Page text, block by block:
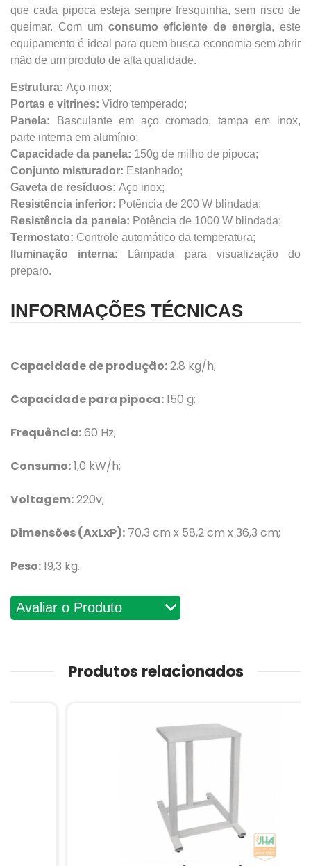
que cada pipoca esteja sempre fresquinha, sem risco de
queimar. Com um consumo eficiente de energia, este
equipamento é ideal para quem busca economia sem abrir
mão de um produto de alta qualidade.
Estrutura: Aço inox;
Portas e vitrines: Vidro temperado;
Panela: Basculante em aço cromado, tampa em inox,
parte interna em alumínio;
Capacidade da panela: 150g de milho de pipoca;
Conjunto misturador: Estanhado;
Gaveta de resíduos: Aço inox;
Resistência inferior: Potência de 200 W blindada;
Resistência da panela: Potência de 1000 W blindada;
Termostato: Controle automático da temperatura;
Iluminação interna: Lâmpada para visualização do
preparo.
INFORMAÇÕES TÉCNICAS
Capacidade de produção:2.8 kg/h;
Capacidade para pipoca:150 g;
Frequência:60 Hz;
Consumo:1,0 kW/h;
Voltagem:220v;
Dimensões (AxLxP): 70,3 cm x 58,2 cm x 36,3 cm;
Peso:19,3 kg.
Avaliações
Produtos relacionados